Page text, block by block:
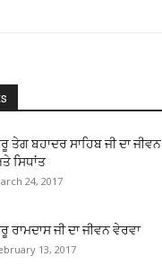
ਤੇਗ ਬਹਾਦਰ ਸਾਹਿਬ ਜੀ ਦਾ ਜੀਵਨ
ਸਿਧਾਂਤ
24, 2017
ਰਾਮਦਾਸ ਜੀ ਦਾ ਜੀਵਨ ਵੇਰਵਾ
13, 2017